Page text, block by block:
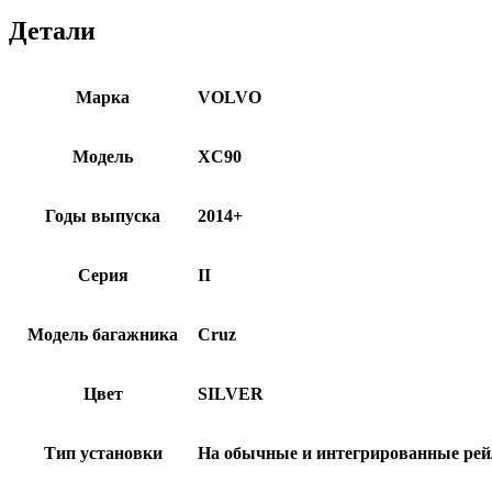
Детали
Марка VOLVO
Модель XC90
Годы выпуска 2014+
Серия II
Модель багажника Cruz
Цвет SILVER
Тип установки На обычные и интегрированные